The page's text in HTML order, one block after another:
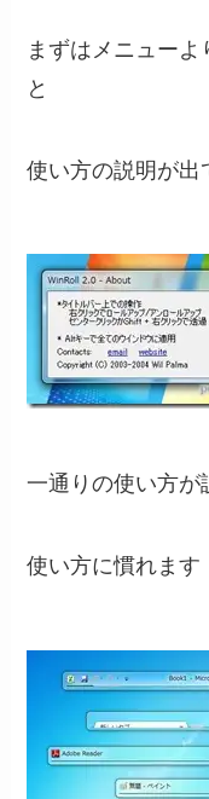
まずはメニュー
と
使い方の説明が出
一通りの使い方が
使い方に慣れます